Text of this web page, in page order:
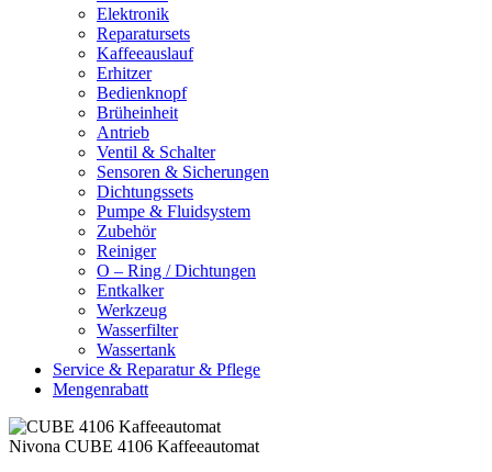
Elektronik
Reparatursets
Kaffeeauslauf
Erhitzer
Bedienknopf
Brüheinheit
Antrieb
Ventil & Schalter
Sensoren & Sicherungen
Dichtungssets
Pumpe & Fluidsystem
Zubehör
Reiniger
O – Ring / Dichtungen
Entkalker
Werkzeug
Wasserfilter
Wassertank
Service & Reparatur & Pflege
Mengenrabatt
Nivona CUBE 4106 Kaffeeautomat